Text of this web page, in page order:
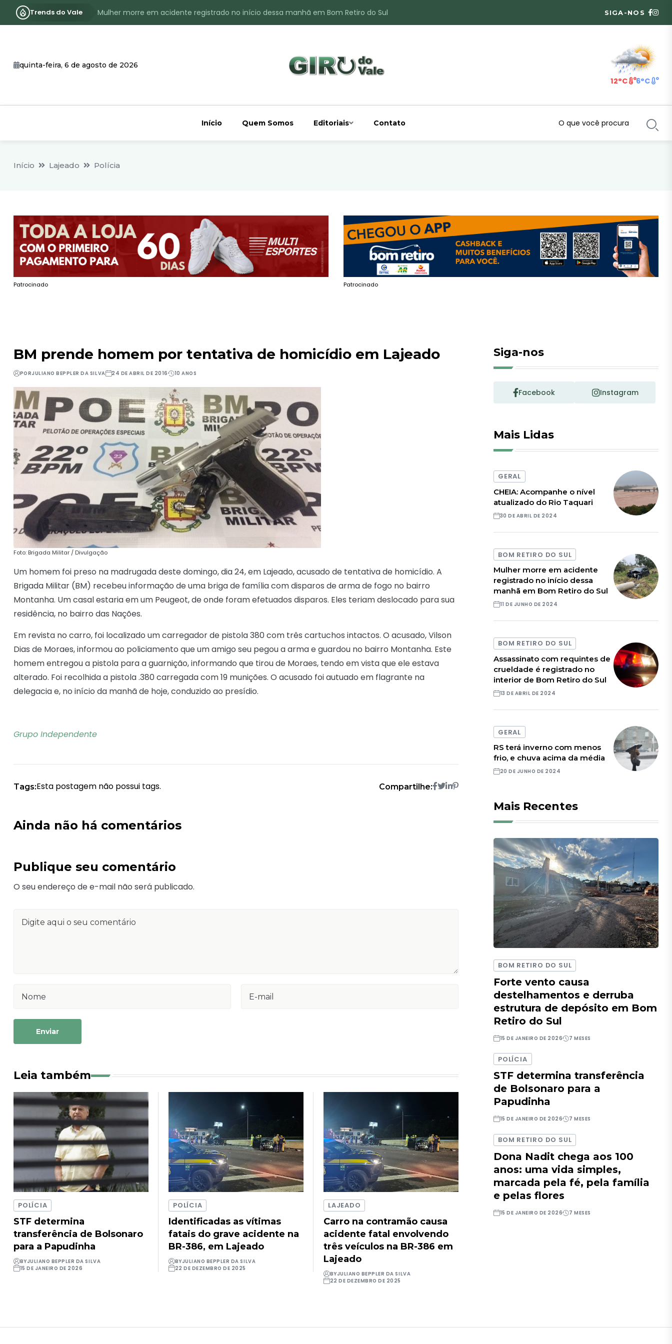
Trends do Vale
Assassinato com requintes de crueldade é registrado no interior de Bom Retiro do Sul
Identificado o jovem assassinado no interior de Bom Retiro do Sul
SIGA-NOS
quinta-feira, 6 de agosto de 2026
12°C 6°C
Início Quem Somos Editoriais Contato
Início Lajeado Polícia
Patrocinado Patrocinado
BM prende homem por tentativa de homicídio em Lajeado
PORJULIANO BEPPLER DA SILVA 24 DE ABRIL DE 2016 10 ANOS
Foto: Brigada Militar / Divulgação
Um homem foi preso na madrugada deste domingo, dia 24, em Lajeado, acusado de tentativa de homicídio. A
Brigada Militar (BM) recebeu informação de uma briga de família com disparos de arma de fogo no bairro
Montanha. Um casal estaria em um Peugeot, de onde foram efetuados disparos. Eles teriam deslocado para sua
residência, no bairro das Nações.
Em revista no carro, foi localizado um carregador de pistola 380 com três cartuchos intactos. O acusado, Vilson
Dias de Moraes, informou ao policiamento que um amigo seu pegou a arma e guardou no bairro Montanha. Este
homem entregou a pistola para a guarnição, informando que tirou de Moraes, tendo em vista que ele estava
alterado. Foi recolhida a pistola .380 carregada com 19 munições. O acusado foi autuado em flagrante na
delegacia e, no início da manhã de hoje, conduzido ao presídio.
Grupo Independente
Tags:Esta postagem não possui tags. Compartilhe:
Ainda não há comentários
Publique seu comentário
O seu endereço de e-mail não será publicado.
Enviar
Leia também
POLÍCIA
STF determina
transferência de Bolsonaro
para a Papudinha
BYJULIANO BEPPLER DA SILVA
15 DE JANEIRO DE 2026
POLÍCIA
Identificadas as vítimas
fatais do grave acidente na
BR-386, em Lajeado
BYJULIANO BEPPLER DA SILVA
22 DE DEZEMBRO DE 2025
LAJEADO
Carro na contramão causa
acidente fatal envolvendo
três veículos na BR-386 em
Lajeado
BYJULIANO BEPPLER DA SILVA
22 DE DEZEMBRO DE 2025
Siga-nos
Facebook Instagram
Mais Lidas
GERAL
CHEIA: Acompanhe o nível
atualizado do Rio Taquari
30 DE ABRIL DE 2024
BOM RETIRO DO SUL
Mulher morre em acidente
registrado no início dessa
manhã em Bom Retiro do Sul
11 DE JUNHO DE 2024
BOM RETIRO DO SUL
Assassinato com requintes de
crueldade é registrado no
interior de Bom Retiro do Sul
13 DE ABRIL DE 2024
GERAL
RS terá inverno com menos
frio, e chuva acima da média
20 DE JUNHO DE 2024
Mais Recentes
BOM RETIRO DO SUL
Forte vento causa
destelhamentos e derruba
estrutura de depósito em Bom
Retiro do Sul
15 DE JANEIRO DE 2026 7 MESES
POLÍCIA
STF determina transferência
de Bolsonaro para a
Papudinha
15 DE JANEIRO DE 2026 7 MESES
BOM RETIRO DO SUL
Dona Nadit chega aos 100
anos: uma vida simples,
marcada pela fé, pela família
e pelas flores
15 DE JANEIRO DE 2026 7 MESES